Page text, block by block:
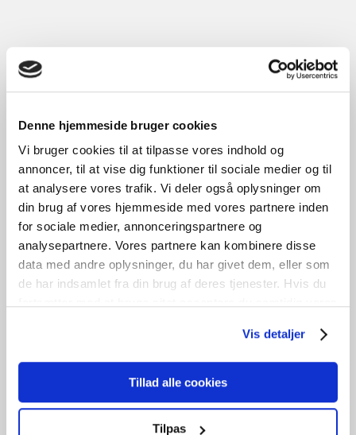
Denne hjemmeside bruger cookies
Vi bruger cookies til at tilpasse vores indhold og
annoncer, til at vise dig funktioner til sociale medier og til
at analysere vores trafik. Vi deler også oplysninger om
din brug af vores hjemmeside med vores partnere inden
for sociale medier, annonceringspartnere og
analysepartnere. Vores partnere kan kombinere disse
data med andre oplysninger, du har givet dem, eller som
de har indsamlet fra din brug af deres tjenester. Hvis du
Vis detaljer
Tillad alle cookies
Tilpas
OD726
kr.400,00
Tilføj til kurv
1
stk. på lager
GENBRUG